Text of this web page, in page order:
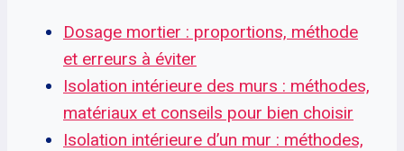
Dosage mortier : proportions, méthode
et erreurs à éviter
Isolation intérieure des murs : méthodes,
matériaux et conseils pour bien choisir
Isolation intérieure d’un mur : méthodes,